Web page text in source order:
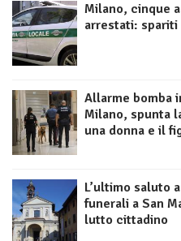
Milano, cinque
arrestati: spariti
Allarme bomba
Milano, spunta
una donna e il
L’ultimo saluto
funerali a San
lutto cittadino